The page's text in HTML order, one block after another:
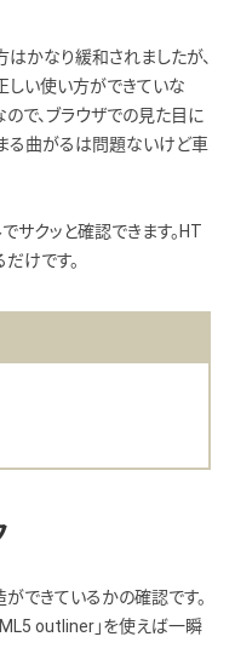
かなり緩和されましたが、
しい使い方ができていな
で、ブラウザでの見た目に
る曲がるは問題ないけど車
サクッと確認できます。HT
けです。
できているかの確認です。
outliner」を使えば一瞬